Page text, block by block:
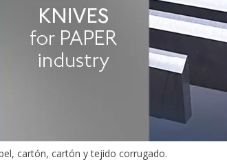
cartón, cartón y tejido corrugado.